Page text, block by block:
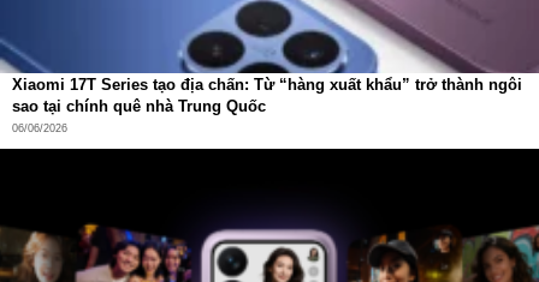
Xiaomi 17T Series tạo địa chấn: Từ “hàng xuất khẩu” trở thành ngôi
sao tại chính quê nhà Trung Quốc
06/06/2026